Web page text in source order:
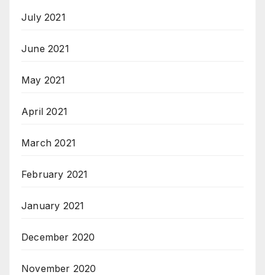
July 2021
June 2021
May 2021
April 2021
March 2021
February 2021
January 2021
December 2020
November 2020